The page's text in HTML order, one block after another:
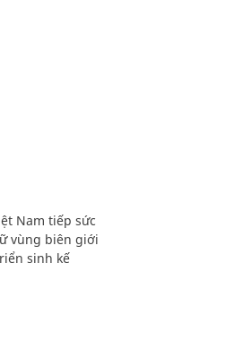
Nam tiếp sức
vùng biên giới
sinh kế